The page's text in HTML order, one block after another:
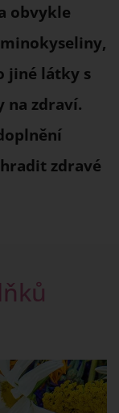
obvykle
jiné látky s
na zdraví.
zdravé